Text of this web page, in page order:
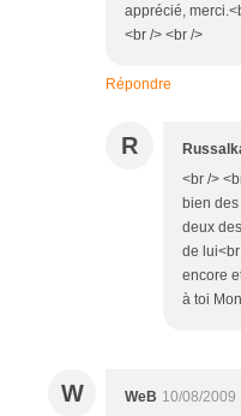
apprécié,
<br /> <br />
Répondre
R
<br />
bien
deux
de
encore
à toi
W WeB 10/08/2009